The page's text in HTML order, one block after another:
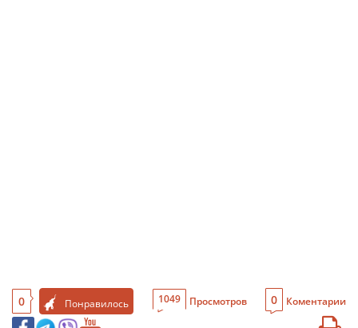
0 Понравилось 1049 Просмотров 0 Коментарии